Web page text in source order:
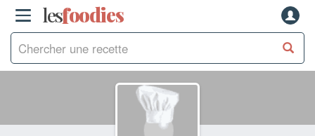
lesfoodies